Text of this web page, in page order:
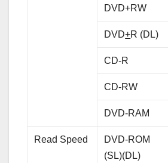
DVD+RW
DVD+R (DL)
CD-R
CD-RW
DVD-RAM
Read Speed
DVD-ROM
(SL)(DL)